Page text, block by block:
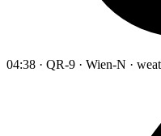
04:38 · QR-9 · Wien-N ·